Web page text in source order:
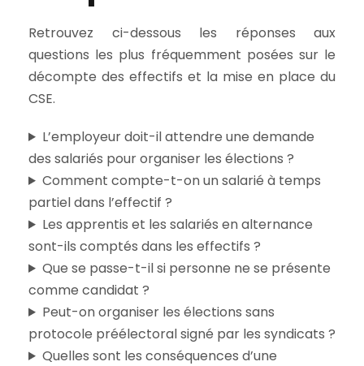
Retrouvez ci-dessous les réponses aux
questions les plus fréquemment posées sur le
décompte des effectifs et la mise en place du
CSE.
L’employeur doit-il attendre une demande
des salariés pour organiser les élections ?
Comment compte-t-on un salarié à temps
partiel dans l’effectif ?
Les apprentis et les salariés en alternance
sont-ils comptés dans les effectifs ?
Que se passe-t-il si personne ne se présente
comme candidat ?
Peut-on organiser les élections sans
protocole préélectoral signé par les syndicats ?
Quelles sont les conséquences d’une